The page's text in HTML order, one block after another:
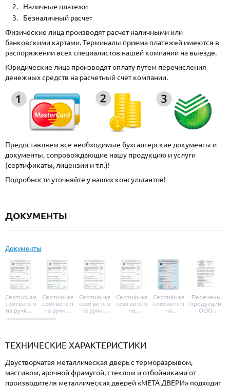
Наличные платежи
Безналичный расчет
Физические лица производят расчет наличными или
банковскими картами. Терминалы приема платежей имеются в
распоряжении всех специалистов нашей компании на выезде.
Юридические лица производят оплату путем перечисления
денежных средств на расчетный счет компании.
Предоставляем все необходимые бухгалтерские документы и
документы, сопровождающие нашу продукцию и услуги
(сертификаты, лицензии и т.п.)!
Подробности уточняйте у наших консультантов!
ДОКУМЕНТЫ
Документы
Сертификат
соответствия
на ручки и
броненакладки
Сертификат
соответствия
на ручки-
защелки
Сертификат
соответствия
на ручки-
Сертификат
соответствия
на
Сертификат
соответствия
на
Перечень
продукции
ООО
ТЕХНИЧЕСКИЕ ХАРАКТЕРИСТИКИ
Двустворчатая металлическая дверь с терморазрывом,
массивом, арочной фрамугой, стеклом и отбойниками от
производителя металлических дверей «МЕТА ДВЕРИ» подходит